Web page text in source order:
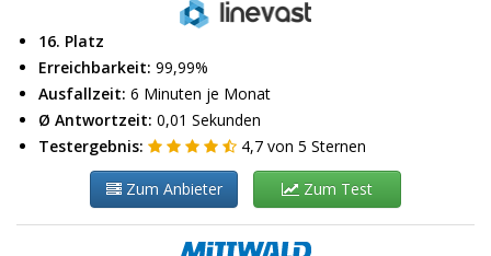
16. Platz
Erreichbarkeit: 99,99%
Ausfallzeit: 6 Minuten je Monat
Ø Antwortzeit: 0,01 Sekunden
Testergebnis:
4,7 von 5 Sternen
Zum Anbieter Zum Test